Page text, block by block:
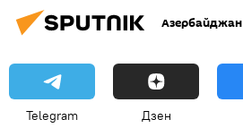
Азербайджан
Telegram Дзен